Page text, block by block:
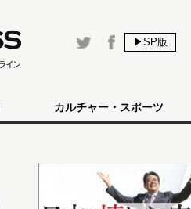
▶SP版
カルチャー・スポーツ